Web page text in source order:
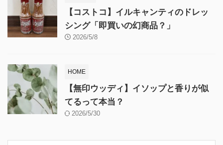
【コストコ】イルキャンティのドレッ
シング「即買いの幻商品？」
2026/5/8
HOME
【無印ウッディ】イソップと香りが似
てるって本当？
2026/5/30